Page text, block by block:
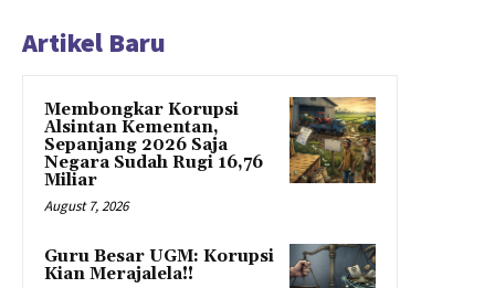
Artikel Baru
Membongkar Korupsi
Alsintan Kementan,
Sepanjang 2026 Saja
Negara Sudah Rugi 16,76
Miliar
August 7, 2026
Guru Besar UGM: Korupsi
Kian Merajalela!!